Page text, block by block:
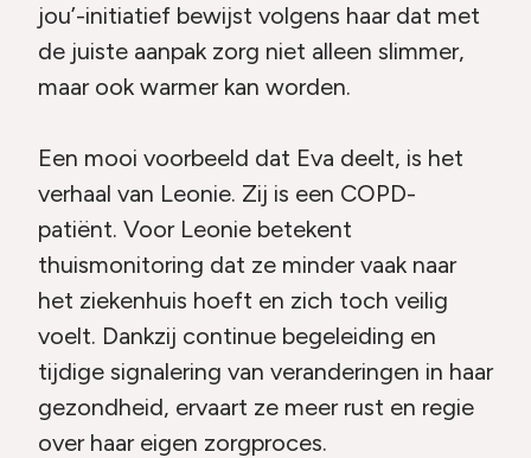
jou’-initiatief bewijst volgens haar dat met
de juiste aanpak zorg niet alleen slimmer,
maar ook warmer kan worden.
Een mooi voorbeeld dat Eva deelt, is het
verhaal van Leonie. Zij is een COPD-
patiënt. Voor Leonie betekent
thuismonitoring dat ze minder vaak naar
het ziekenhuis hoeft en zich toch veilig
voelt. Dankzij continue begeleiding en
tijdige signalering van veranderingen in haar
gezondheid, ervaart ze meer rust en regie
over haar eigen zorgproces.